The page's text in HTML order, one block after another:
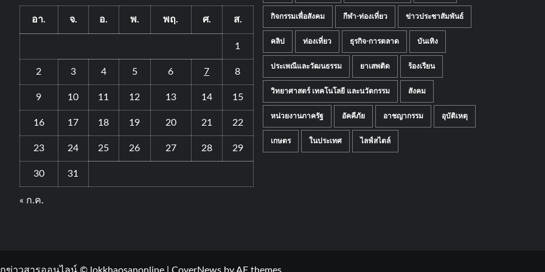
อา. จ. อ. พ. พฤ. ศ. ส.
1
2 3 4 5 6 7 8
9 10 11 12 13 14 15
16 17 18 19 20 21 22
23 24 25 26 27 28 29
30 31
« ก.ค.
กิจกรรมเพื่อสังคม กีฬา-ท่องเที่ยว ข่าวประชาสัมพันธ์
คลิป ท่องเที่ยว ธุรกิจ-การตลาด บันเทิง
ประเพณีและวัฒนธรรม ยาเสพติด ร้องเรียน
วิทยาศาสตร์ เทคโนโลยี และนวัตกรรม สังคม
หน่วยงานภาครัฐ อัคคีภัย อาชญากรรม อุบัติเหตุ
เกษตร ในประเทศ ไลฟ์สไตล์